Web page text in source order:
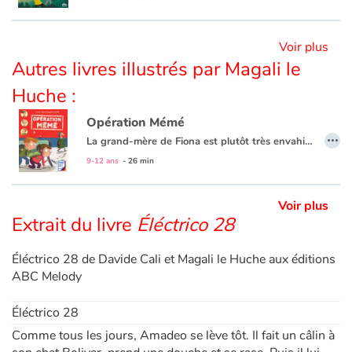
Dyslexie, troubles de la lecture
Nos listes de lecture
Les plus lus
Voir plus
Autres livres illustrés par Magali le
Huche :
Opération Mémé
La grand-mère de Fiona est plutôt très envahissante. Elle décide alors de lui présenter le grand-père un peu spécial de son meilleur ami Arthur. Ainsi, peut-être pourront-ils avoir la paix ! Les deux enfants imaginent des ruses qui ne marchent pas. Mais le hasard n'a pas dit son dernier mot...
9-12 ans - 26 min
…
Voir plus
Extrait du livre Éléctrico 28
Éléctrico 28 de Davide Cali et Magali le Huche aux éditions
ABC Melody
Éléctrico 28
Comme tous les jours, Amadeo se lève tôt. Il fait un câlin à